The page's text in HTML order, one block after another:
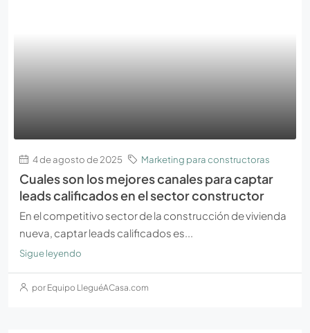
4 de agosto de 2025 Marketing para constructoras
Cuales son los mejores canales para captar
leads calificados en el sector constructor
En el competitivo sector de la construcción de vivienda
nueva, captar leads calificados es...
Sigue leyendo
por Equipo LleguéACasa.com